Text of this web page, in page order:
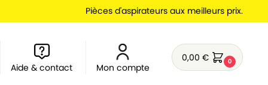
Pièces d'aspirateurs aux meilleurs prix.
Aide & contact Mon compte
0,00€ 0